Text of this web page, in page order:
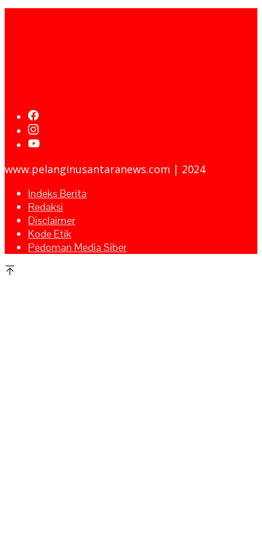
www.pelanginusantaranews.com | 2024
Indeks Berita
Redaksi
Disclaimer
Kode Etik
Pedoman Media Siber